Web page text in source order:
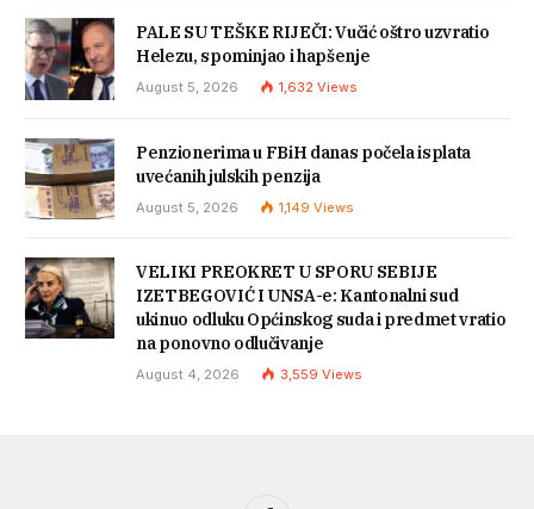
PALE SU TEŠKE RIJEČI: Vučić oštro uzvratio
Helezu, spominjao i hapšenje
August 5, 2026 1,632 Views
Penzionerima u FBiH danas počela isplata
uvećanih julskih penzija
August 5, 2026 1,149 Views
VELIKI PREOKRET U SPORU SEBIJE
IZETBEGOVIĆ I UNSA-e: Kantonalni sud
ukinuo odluku Općinskog suda i predmet vratio
na ponovno odlučivanje
August 4, 2026 3,559 Views